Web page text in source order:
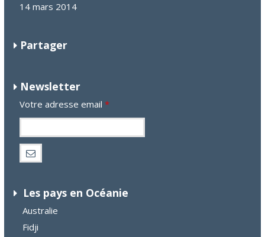
14 mars 2014
Partager
Newsletter
Votre adresse email *
Les pays en Océanie
Australie
Fidji